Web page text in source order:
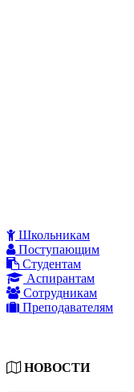
Школьникам
Поступающим
Студентам
Аспирантам
Сотрудникам
Преподавателям
НОВОСТИ